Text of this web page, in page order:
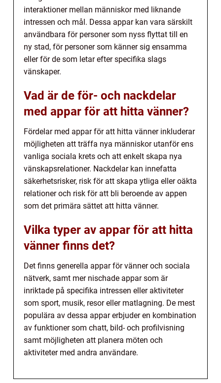
interaktioner mellan människor med liknande
intressen och mål. Dessa appar kan vara särskilt
användbara för personer som nyss flyttat till en
ny stad, för personer som känner sig ensamma
eller för de som letar efter specifika slags
vänskaper.
Vad är de för- och nackdelar
med appar för att hitta vänner?
Fördelar med appar för att hitta vänner inkluderar
möjligheten att träffa nya människor utanför ens
vanliga sociala krets och att enkelt skapa nya
vänskapsrelationer. Nackdelar kan innefatta
säkerhetsrisker, risk för att skapa ytliga eller oäkta
relationer och risk för att bli beroende av appen
som det primära sättet att hitta vänner.
Vilka typer av appar för att hitta
vänner finns det?
Det finns generella appar för vänner och sociala
nätverk, samt mer nischade appar som är
inriktade på specifika intressen eller aktiviteter
som sport, musik, resor eller matlagning. De mest
populära av dessa appar erbjuder en kombination
av funktioner som chatt, bild- och profilvisning
samt möjligheten att planera möten och
aktiviteter med andra användare.